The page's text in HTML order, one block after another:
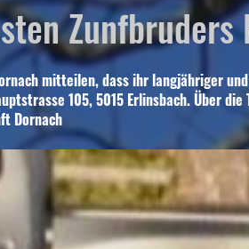
Zunfbruders
mitteilen, dass ihr langjähriger
105, 5015 Erlinsbach. Über
Dornach